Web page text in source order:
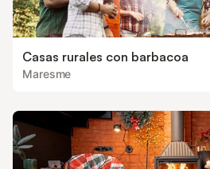
Casas rurales con barbacoa
Maresme